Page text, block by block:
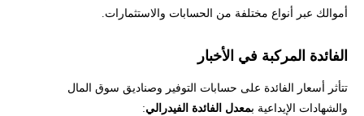
أموالك عبر أنواع مختلفة من الحسابات والاستثمارات.
الفائدة المركبة في الأخبار
تتأثر أسعار الفائدة على حسابات التوفير وصناديق سوق المال
والشهادات الإيداعية بمعدل الفائدة الفيدرالي: